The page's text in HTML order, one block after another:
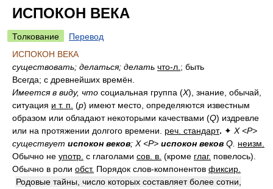
ИСПОКОН ВЕКА
Толкование
Перевод
ИСПОКОН ВЕКА
существовать; делаться; делать что-л. ; быть
Всегда; с древнейших времён.
Имеется в виду, что социальная группа (X), знание, обычай,
ситуация и т. п. (p) имеют место, определяются известным
образом или обладают некоторыми качествами (Q) издревле
или на протяжении долгого времени. реч. стандарт. ✦ X <P>
существует испокон веков; X <P> испокон веков Q. неизм.
Обычно не употр. с глаголами сов. в. (кроме глаг. повелось).
Обычно в роли обст. Порядок слов-компонентов фиксир.
Родовые тайны, число которых составляет более сотни,